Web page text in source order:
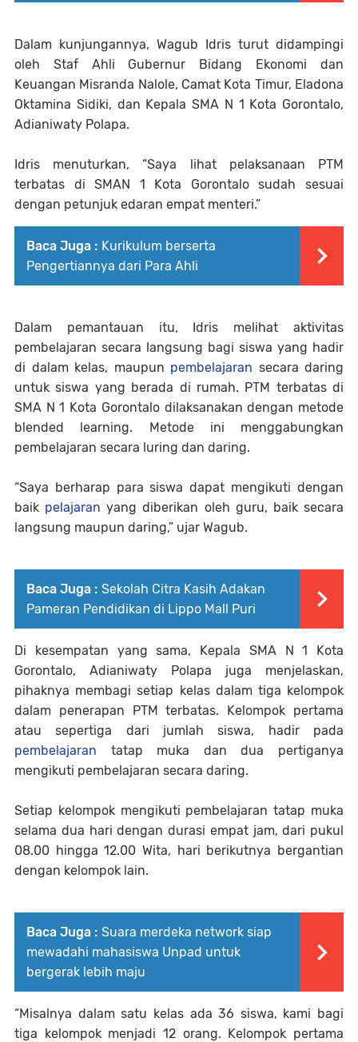
Dalam kunjungannya, Wagub Idris turut didampingi
oleh Staf Ahli Gubernur Bidang Ekonomi dan
Keuangan Misranda Nalole, Camat Kota Timur, Eladona
Oktamina Sidiki, dan Kepala SMA N 1 Kota Gorontalo,
Adianiwaty Polapa.
Idris menuturkan, “Saya lihat pelaksanaan PTM
terbatas di SMAN 1 Kota Gorontalo sudah sesuai
dengan petunjuk edaran empat menteri.”
Baca Juga : Kurikulum berserta
Pengertiannya dari Para Ahli
Dalam pemantauan itu, Idris melihat aktivitas
pembelajaran secara langsung bagi siswa yang hadir
di dalam kelas, maupun pembelajaran secara daring
untuk siswa yang berada di rumah. PTM terbatas di
SMA N 1 Kota Gorontalo dilaksanakan dengan metode
blended learning. Metode ini menggabungkan
pembelajaran secara luring dan daring.
“Saya berharap para siswa dapat mengikuti dengan
baik pelajaranyang diberikan oleh guru, baik secara
langsung maupun daring,” ujar Wagub.
Baca Juga : Sekolah Citra Kasih Adakan
Pameran Pendidikan di Lippo Mall Puri
Di kesempatan yang sama, Kepala SMA N 1 Kota
Gorontalo, Adianiwaty Polapa juga menjelaskan,
pihaknya membagi setiap kelas dalam tiga kelompok
dalam penerapan PTM terbatas. Kelompok pertama
atau sepertiga dari jumlah siswa, hadir pada
pembelajaran tatap muka dan dua pertiganya
mengikuti pembelajaran secara daring.
Setiap kelompok mengikuti pembelajaran tatap muka
selama dua hari dengan durasi empat jam, dari pukul
08.00 hingga 12.00 Wita, hari berikutnya bergantian
dengan kelompok lain.
Baca Juga : Suara merdeka network siap
mewadahi mahasiswa Unpad untuk
bergerak lebih maju
“Misalnya dalam satu kelas ada 36 siswa, kami bagi
tiga kelompok menjadi 12 orang. Kelompok pertama